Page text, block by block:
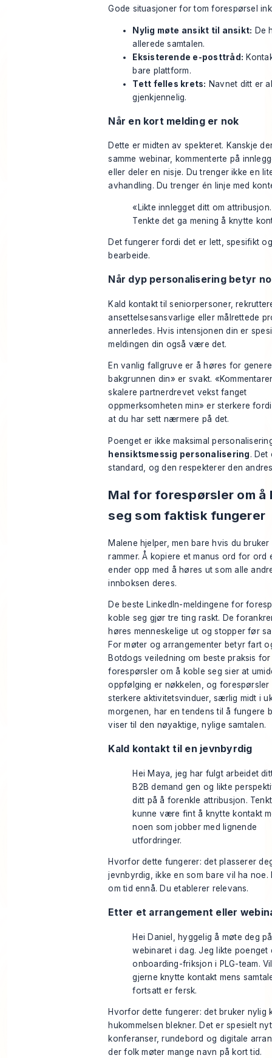
Gode situasjoner for tom forespørsel
Nylig møte ansikt til ansikt: De
allerede samtalen.
Eksisterende e-posttråd:
bare plattform.
Tett felles krets: Navnet ditt er
gjenkjennelig.
Når en kort melding er nok
Dette er midten av spekteret. Kanskje
samme webinar, kommenterte på
eller deler en nisje. Du trenger ikke en
avhandling. Du trenger én linje med
«Likte innlegget ditt om attribusjon.
Tenkte det ga mening å knytte
Det fungerer fordi det er lett, spesifikt
bearbeide.
Når dyp personalisering betyr
Kald kontakt til seniorpersoner,
ansettelsesansvarlige eller målrettede
annerledes. Hvis intensjonen din er
meldingen din også være det.
En vanlig fallgruve er å høres for
bakgrunnen din» er svakt.
skalere partnerdrevet vekst fanget
oppmerksomheten min» er sterkere
at du har sett nærmere på det.
Poenget er ikke maksimal
hensiktsmessig personalisering. Det
standard, og den respekterer den
Mal for forespørsler om å
seg som faktisk fungerer
Malene hjelper, men bare hvis du bruker
rammer. Å kopiere et manus ord for ord
ender opp med å høres ut som alle
innboksen deres.
De beste LinkedIn-meldingene for
koble seg gjør tre ting raskt. De
høres menneskelige ut og stopper før
For møter og arrangementer betyr fart
Botdogs veiledning om beste praksis
forespørsler om å koble seg sier at
oppfølging er nøkkelen, og forespørsler
sterkere aktivitetsvinduer, særlig midt i
morgenen, har en tendens til å fungere
viser til den nøyaktige, nylige samtalen.
Kald kontakt til en jevnbyrdig
Hei Maya, jeg har fulgt arbeidet
B2B demand gen og likte
ditt på å forenkle attribusjon.
kunne være fint å knytte kontakt
noen som jobber med lignende
utfordringer.
Hvorfor dette fungerer: det plasserer
jevnbyrdig, ikke en som bare vil ha noe.
om tid ennå. Du etablerer relevans.
Etter et arrangement eller
Hei Daniel, hyggelig å møte deg på
webinaret i dag. Jeg likte poenget
onboarding-friksjon i PLG-team.
gjerne knytte kontakt mens
fortsatt er fersk.
Hvorfor dette fungerer: det bruker nylig
hukommelsen blekner. Det er spesielt
konferanser, rundebord og digitale
der folk møter mange navn på kort tid.